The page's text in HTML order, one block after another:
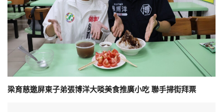
梁育慈邀屏東子弟張博洋大啖美食推廣小吃 聯手掃街拜票